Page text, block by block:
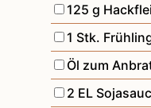
▢
125 g
▢
1 Stk.
▢
Öl zum
▢
2 EL